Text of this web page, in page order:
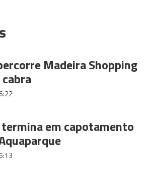
Madeira Shopping
em capotamento